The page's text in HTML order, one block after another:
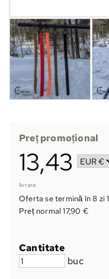
Preț promoțional
13,43
livrare
Oferta se termină în8 zi
Preț normal 17,90 €
Cantitate
buc